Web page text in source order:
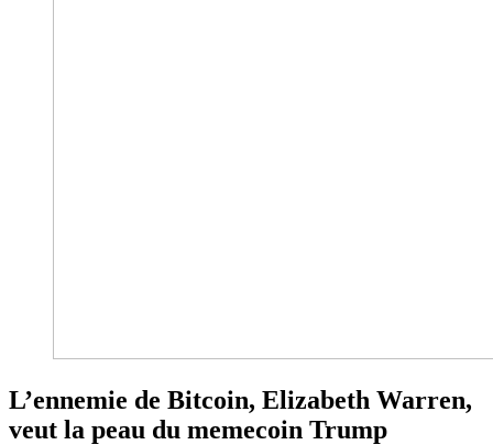
L’ennemie de Bitcoin, Elizabeth Warren,
veut la peau du memecoin Trump